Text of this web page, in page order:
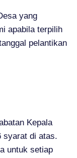
yang
apabila terpilih
pelantikan
Kepala
syarat di atas.
untuk setiap